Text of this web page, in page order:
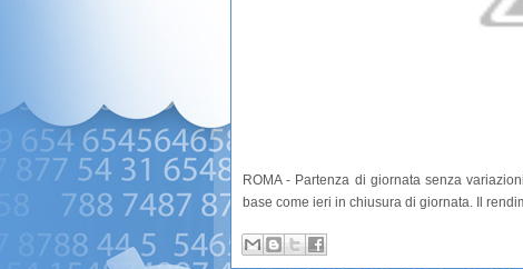
ROMA - Partenza di giornata senza
base come ieri in chiusura di giornata. Il